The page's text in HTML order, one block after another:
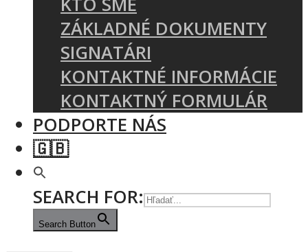
ZÁKLADNÉ DOKUMENTY
SIGNATÁRI
KONTAKTNÉ INFORMÁCIE
KONTAKTNÝ FORMULÁR
PODPORTE NÁS
🇬🇧
SEARCH FOR:
Search Button